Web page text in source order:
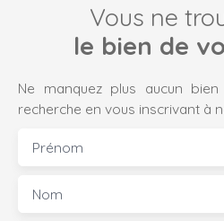
Vous ne
le bien de
Ne manquez plus aucun
recherche en vous inscrivant à
Prénom
Nom